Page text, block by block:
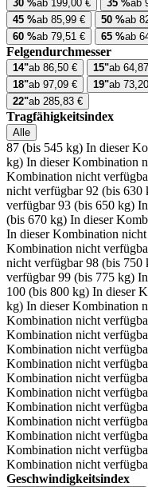
30 %ab 199,00 € 35 %ab
45 %ab 85,99 € 50 %ab
60 %ab 79,51 € 65 %ab
Felgendurchmesser
14"ab 86,50 € 15"ab
18"ab 97,09 € 19"ab
22"ab 285,83 €
Tragfähigkeitsindex
Alle
87 (bis 545 kg) In dieser
kg) In dieser Kombination
Kombination nicht
nicht verfügbar 92 (bis 630
verfügbar 93 (bis 650 kg)
(bis 670 kg) In dieser
In dieser Kombination
Kombination nicht
nicht verfügbar 98 (bis 750
verfügbar 99 (bis 775 kg)
100 (bis 800 kg) In dieser
kg) In dieser Kombination
Kombination nicht
Kombination nicht
Kombination nicht
Kombination nicht
Kombination nicht
Kombination nicht
Kombination nicht
Kombination nicht
Kombination nicht
Kombination nicht
Kombination nicht
Geschwindigkeitsindex